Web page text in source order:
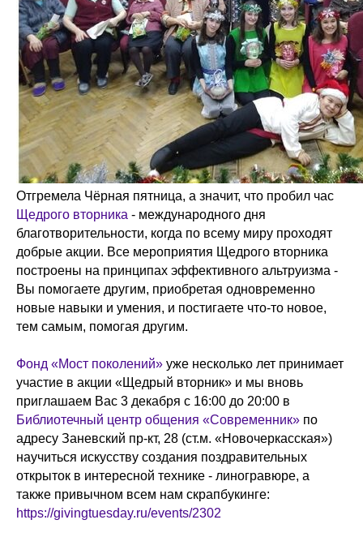
Отгремела Чёрная пятница, а значит, что пробил час
Щедрого вторника - международного дня
благотворительности, когда по всему миру проходят
добрые акции. Все мероприятия Щедрого вторника
построены на принципах эффективного альтруизма -
Вы помогаете другим, приобретая одновременно
новые навыки и умения, и постигаете что-то новое,
тем самым, помогая другим.
Фонд «Мост поколений» уже несколько лет принимает
участие в акции «Щедрый вторник» и мы вновь
приглашаем Вас 3 декабря с 16:00 до 20:00 в
Библиотечный центр общения «Современник» по
адресу Заневский пр-кт, 28 (ст.м. «Новочеркасская»)
научиться искусству создания поздравительных
открыток в интересной технике - линогравюре, а
также привычном всем нам скрапбукинге:
https://givingtuesday.ru/events/2302